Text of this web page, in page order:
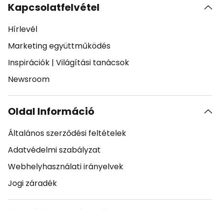
Kapcsolatfelvétel
Hírlevél
Marketing együttműködés
Inspirációk | Világítási tanácsok
Newsroom
Oldal Információ
Általános szerződési feltételek
Adatvédelmi szabályzat
Webhelyhasználati irányelvek
Jogi záradék